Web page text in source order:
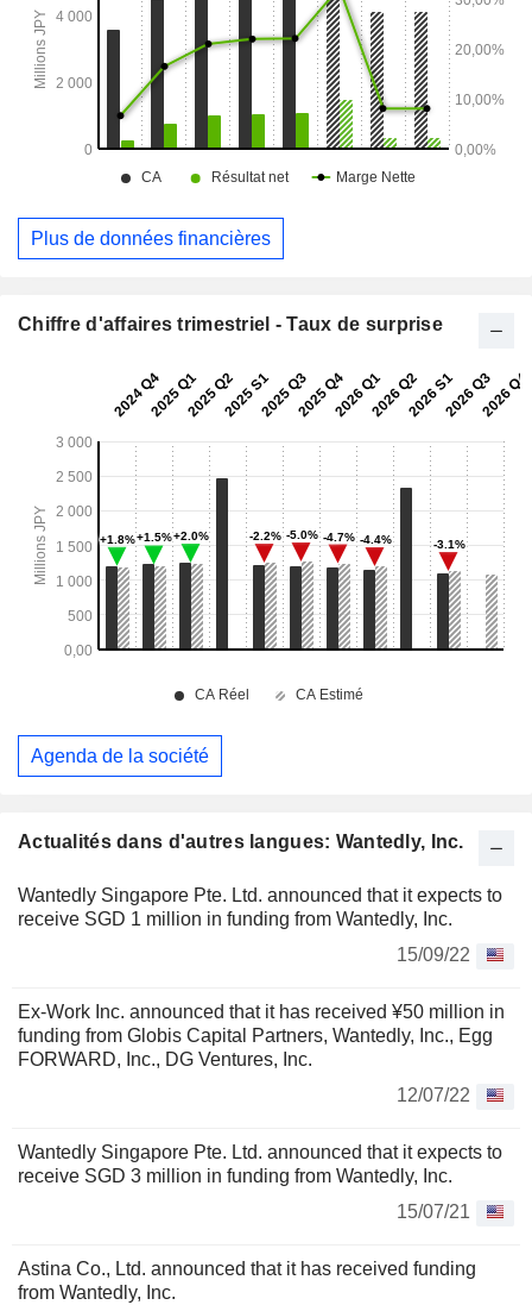
Actualités dans d'autres langues: Wantedly, Inc.
Wantedly Singapore Pte. Ltd. announced that it expects to
receive SGD 1 million in funding from Wantedly, Inc.
15/09/22
Ex-Work Inc. announced that it has received ¥50 million in
funding from Globis Capital Partners, Wantedly, Inc., Egg
FORWARD, Inc., DG Ventures, Inc.
12/07/22
Wantedly Singapore Pte. Ltd. announced that it expects to
receive SGD 3 million in funding from Wantedly, Inc.
15/07/21
Astina Co., Ltd. announced that it has received funding
from Wantedly, Inc.
Plus de données financières
Chiffre d'affaires trimestriel - Taux de surprise
Agenda de la société